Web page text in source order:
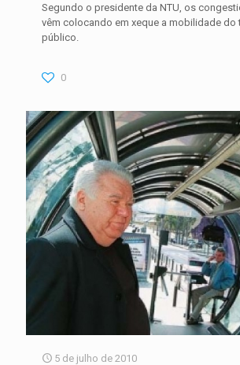
Segundo o presidente da NTU, os
vêm colocando em xeque a mobilidade do
público.
0
5 de julho de 2010